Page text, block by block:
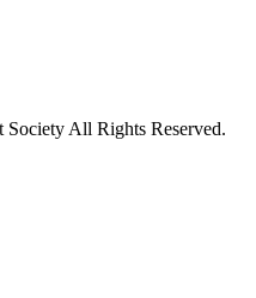
All Rights Reserved.